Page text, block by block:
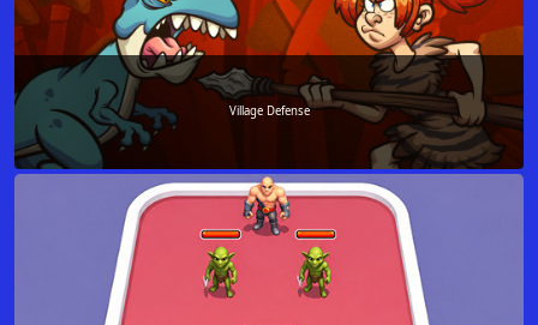
Village Defense